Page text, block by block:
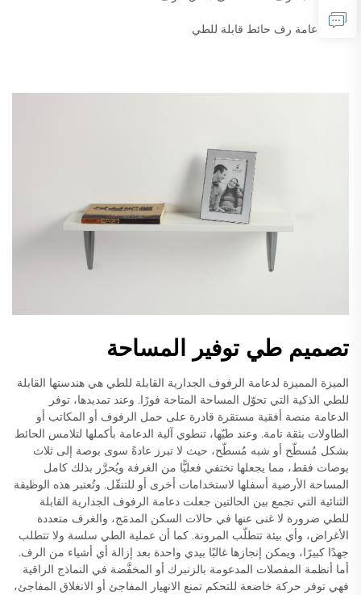
دعامة رف حائط قابلة للطي
تصميم طي توفير المساحة
الميزة المميزة لدعامة الرفوف الجدارية القابلة للطي هي هندستها القابلة
للطي الذكية التي تحوّل المساحة المتاحة فورًا. وعند تمديدها، توفر
الدعامة منصة أفقية مستقرة قادرة على حمل الرفوف أو المكاتب أو
الطاولات بثقة تامة. وعند طيّها، تنطوي آلية الدعامة بأكملها لتلامس الحائط
بشكل مُسطّح أو شبه مُسطّح، حيث لا تبرز عادةً سوى بوصة إلى ثلاث
بوصات فقط، مما يجعلها تختفي فعليًّا من الغرفة ويُحرَّر بذلك كامل
المساحة الأرضية أسفلها لاستخدامات أخرى أو للتنقّل. وتُعتبر هذه الوظيفة
الثنائية التي تجمع بين الحالتين جعلت دعامة الرفوف الجدارية القابلة
للطي ضرورة لا غنى عنها في حالات السكن المدمَج، والغرف متعددة
الأغراض، وأي بيئة تتطلّب المرونة. كما أن عملية الطي سلسة ولا تتطلب
جهدًا كبيرًا، ويمكن إنجازها غالبًا بيدي واحدة بعد إزالة أي أشياء من الرف.
أما أنظمة المفصلات المدعومة بالزنبرك أو المخفَّضة في النماذج الراقية
فهي توفر حركة خاضعة للتحكم تمنع الانهيار المفاجئ أو الانغلاق المفاجئ،